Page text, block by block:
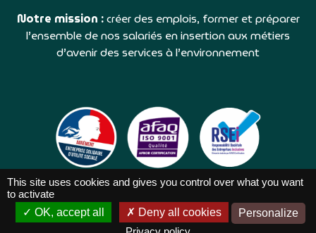
Notre mission :créer des emplois, former et préparer
l’ensemble de nos salariés en insertion aux métiers
d’avenir des services à l’environnement
TRIBORD ©2026 |Réalisation NetCURD
This site uses cookies and gives you control over what you want
to activate
OK, accept all
Deny all cookies
Personalize